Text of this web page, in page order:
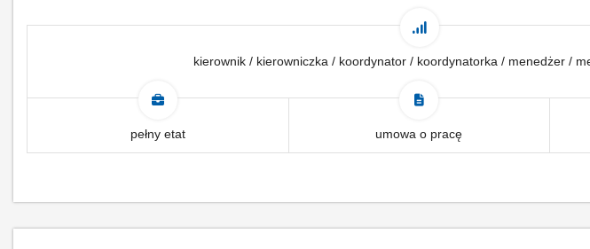
kierownik / kierowniczka / koordynator / koordynatorka / menedżer /
pełny etat umowa o pracę